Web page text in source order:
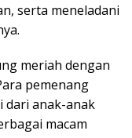
serta meneladani
meriah dengan
pemenang
dari anak-anak
macam